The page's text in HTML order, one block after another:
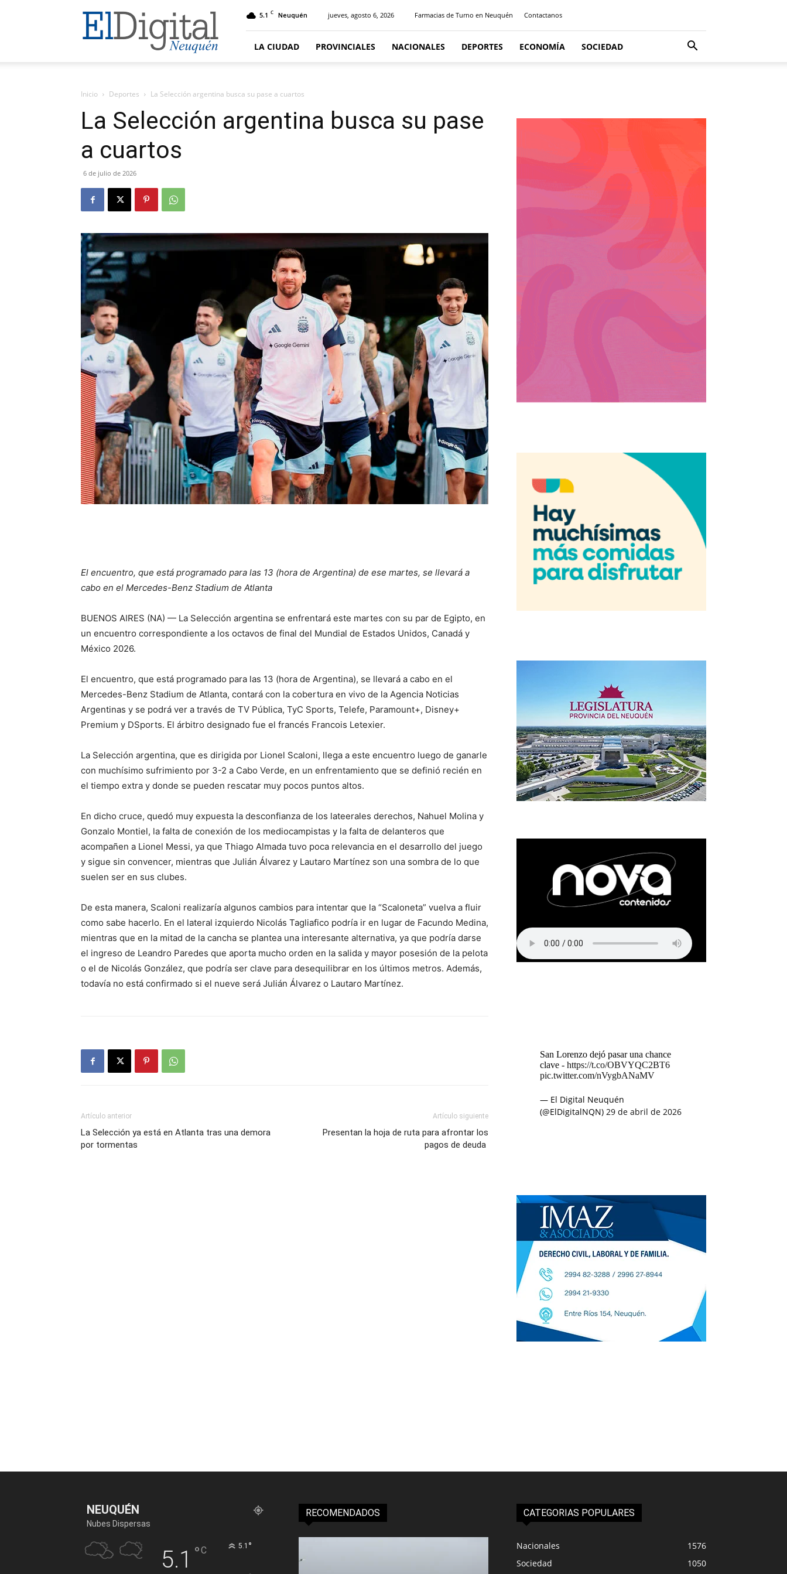
El
Digital
Neuquen
5.1 C Neuquén jueves, agosto 6, 2026 Farmacias de Turno en Neuquén Contactanos
LA CIUDAD PROVINCIALES NACIONALES DEPORTES ECONOMÍA SOCIEDAD
Inicio Deportes La Selección argentina busca su pase a cuartos
La Selección argentina busca su pase
a cuartos
6 de julio de 2026
El encuentro, que está programado para las 13 (hora de Argentina) de ese martes, se llevará a
cabo en el Mercedes-Benz Stadium de Atlanta
BUENOS AIRES (NA) — La Selección argentina se enfrentará este martes con su par de Egipto, en
un encuentro correspondiente a los octavos de final del Mundial de Estados Unidos, Canadá y
México 2026.
El encuentro, que está programado para las 13 (hora de Argentina), se llevará a cabo en el
Mercedes-Benz Stadium de Atlanta, contará con la cobertura en vivo de la Agencia Noticias
Argentinas y se podrá ver a través de TV Pública, TyC Sports, Telefe, Paramount+, Disney+
Premium y DSports. El árbitro designado fue el francés Francois Letexier.
La Selección argentina, que es dirigida por Lionel Scaloni, llega a este encuentro luego de ganarle
con muchísimo sufrimiento por 3-2 a Cabo Verde, en un enfrentamiento que se definió recién en
el tiempo extra y donde se pueden rescatar muy pocos puntos altos.
En dicho cruce, quedó muy expuesta la desconfianza de los lateerales derechos, Nahuel Molina y
Gonzalo Montiel, la falta de conexión de los mediocampistas y la falta de delanteros que
acompañen a Lionel Messi, ya que Thiago Almada tuvo poca relevancia en el desarrollo del juego
y sigue sin convencer, mientras que Julián Álvarez y Lautaro Martínez son una sombra de lo que
suelen ser en sus clubes.
De esta manera, Scaloni realizaría algunos cambios para intentar que la “Scaloneta” vuelva a fluir
como sabe hacerlo. En el lateral izquierdo Nicolás Tagliafico podría ir en lugar de Facundo Medina,
mientras que en la mitad de la cancha se plantea una interesante alternativa, ya que podría darse
el ingreso de Leandro Paredes que aporta mucho orden en la salida y mayor posesión de la pelota
o el de Nicolás González, que podría ser clave para desequilibrar en los últimos metros. Además,
todavía no está confirmado si el nueve será Julián Álvarez o Lautaro Martínez.
Artículo anterior
La Selección ya está en Atlanta tras una demora
por tormentas
Artículo siguiente
Presentan la hoja de ruta para afrontar los
pagos de deuda
San Lorenzo dejó pasar una chance
clave - https://t.co/OBVYQC2BT6
pic.twitter.com/nVygbANaMV
— El Digital Neuquén
(@ElDigitalNQN) 29 de abril de 2026
NEUQUÉN
Nubes Dispersas
5.1 °C 5.1 °
RECOMENDADOS CATEGORIAS POPULARES
Nacionales
1576
Sociedad
1050